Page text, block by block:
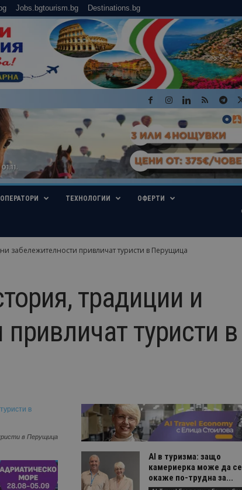
Jobs.bgtourism.bg Destinations.bg
ТЕХНОЛОГИИ ОФЕРТИ
забележителности привличат туристи в Перущица
традиции и
туристи в
в Перущица
AI в туризма: защо
камериерка може да се
окаже по-трудна за...